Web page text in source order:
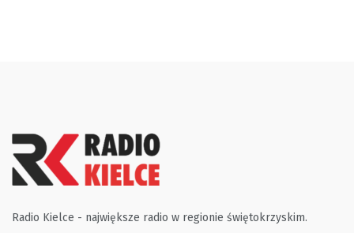
Radio Kielce - największe radio w regionie świętokrzyskim.